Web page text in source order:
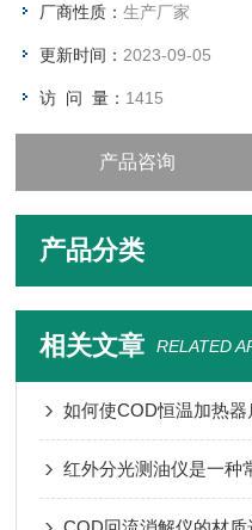
厂商性质：生产厂家
更新时间： 2023-09-05
访 问 量： 1415
产品咨询
产品分类
相关文章 RELATED
如何使COD恒温加热
红外分光测油仪是一种